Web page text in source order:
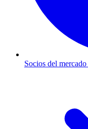
Socios del mercado